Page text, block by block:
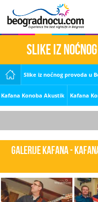
Slike iz
Slike iz noćnog provoda u
Kafana Konoba Akustik Kafana
Galerije kafana -